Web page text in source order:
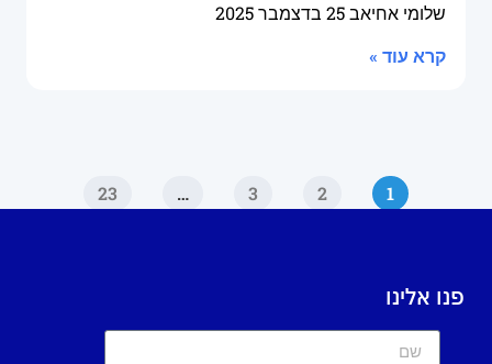
שלומי אחיאב25 בדצמבר 2025
קרא עוד »
1
2
3
…
23
פנו אלינו